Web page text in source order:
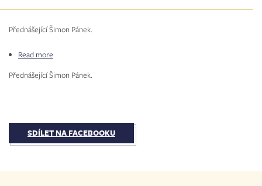
Přednášející Šimon Pánek.
Read more
v&nbsp;tísni
Přednášející Šimon Pánek.
SDÍLET NA FACEBOOKU